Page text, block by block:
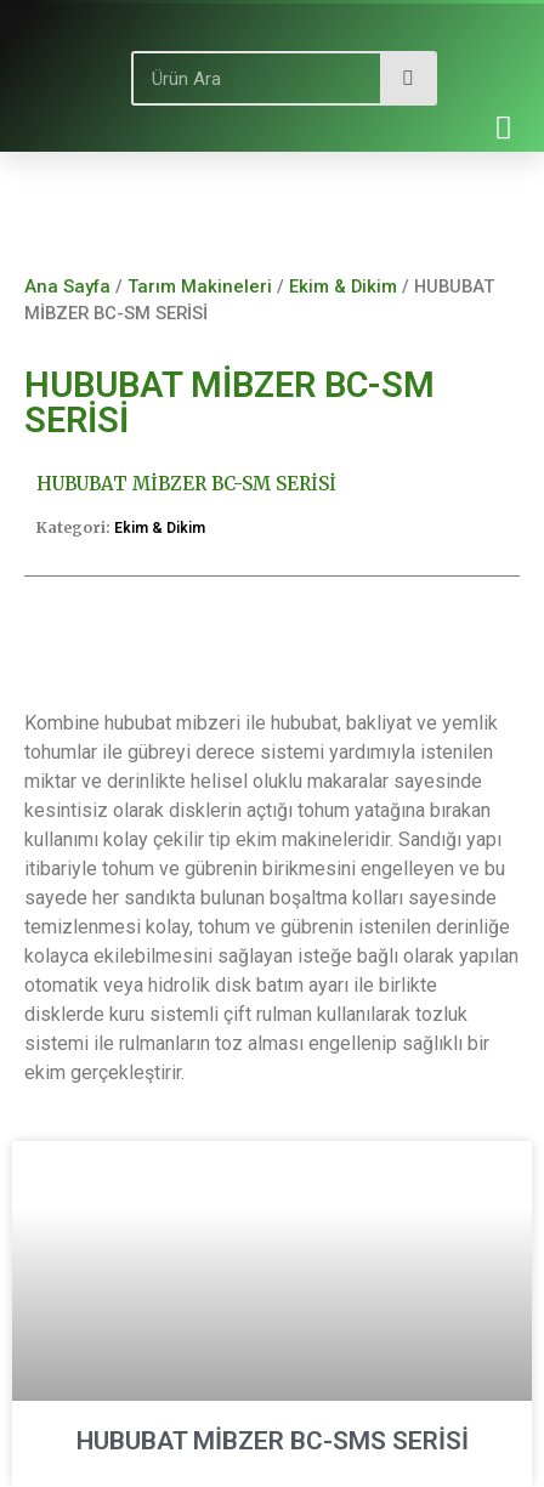
Ana Sayfa / Tarım Makineleri / Ekim & Dikim / HUBUBAT
MİBZER BC-SM SERİSİ
HUBUBAT MİBZER BC-SM
SERİSİ
HUBUBAT MİBZER BC-SM SERİSİ
Kategori: Ekim & Dikim
Kombine hububat mibzeri ile hububat, bakliyat ve yemlik
tohumlar ile gübreyi derece sistemi yardımıyla istenilen
miktar ve derinlikte helisel oluklu makaralar sayesinde
kesintisiz olarak disklerin açtığı tohum yatağına bırakan
kullanımı kolay çekilir tip ekim makineleridir. Sandığı yapı
itibariyle tohum ve gübrenin birikmesini engelleyen ve bu
sayede her sandıkta bulunan boşaltma kolları sayesinde
temizlenmesi kolay, tohum ve gübrenin istenilen derinliğe
kolayca ekilebilmesini sağlayan isteğe bağlı olarak yapılan
otomatik veya hidrolik disk batım ayarı ile birlikte
disklerde kuru sistemli çift rulman kullanılarak tozluk
sistemi ile rulmanların toz alması engellenip sağlıklı bir
ekim gerçekleştirir.
HUBUBAT MİBZER BC-SMS SERİSİ